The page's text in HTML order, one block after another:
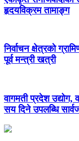
हृदयविक्रम तामाङ्ग
निर्वाचन क्षेत्रको
पूर्व मन्त्री खत्री
वागमती प्रदेश उद्योग,
सय दिने उपलब्धि